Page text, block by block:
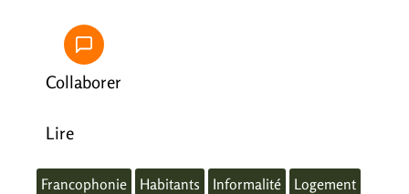
Collaborer
Lire
Francophonie Habitants Informalité
Logement